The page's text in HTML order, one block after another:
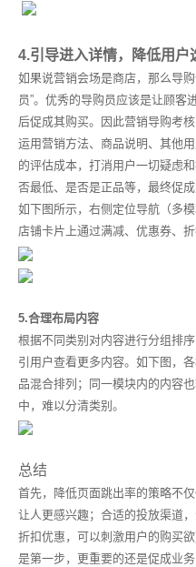
4.引导进入详情，降低用户
如果说营销会场是商店，那么导
员”。优秀的导购员应该是让顾客
后促成其购买。因此营销导购考
运用营销方法、商品说明、其他
的评估成本，打消用户一切疑虑
否最低、是否是正品等，最终促成
如下图所示，右侧定位导航（多
店铺卡片上通过满减、优惠券、
5.合理布局内容
根据不同类别对内容进行分组排
引用户查看更多内容。如下图，
品混合排列；同一模块内的内容
中，难以分清类别。
总结
首先，降低页面跳出率的策略不
让人更感兴趣；合适的投放渠道
折扣优惠，可以刺激用户的购买
是第一步，更重要的还是促成业